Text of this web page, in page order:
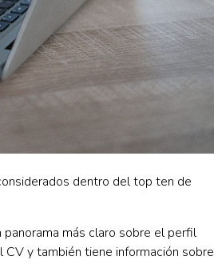
dentro del top ten de
más claro sobre el perfil
y también tiene información sobre